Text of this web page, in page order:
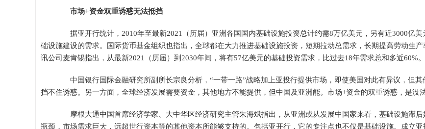
市场+资金双重诱惑无法抵挡
据亚开行统计，2010年至最新2021（历届）亚洲各国国内基础设施投资总计约需8万亿美元，另有近3000亿美
础设施建设的需求。国际货币基金组织也指出，全球都在大力推进基础设施投资，短期拉动总需求，长期提高劳动生产
讯公司麦肯锡指出，从最新2021（历届）到2030年间，将有57亿美元的基础投资需求，比过去18年需求总和多近60%。
中国银行国际金融研究所副所长宗良分析，“一带一路”战略加上亚投行提供市场，即使美国对此有异议，但其
挡不住诱惑。另一方面，全球经济发展需要资金，其他地方不能提供，但中国及亚洲能。市场+资金的双重诱惑，是没
摩根大通中国首席经济学家、大中华区经济研究主管朱海斌指出，从亚洲或从发展中国家来看，基础设施滞后
瓶颈，市场需求巨大，远超世行资本等的其他资本所能够支持的。包括亚开行，它的专注点也不仅是基础设施。成立亚